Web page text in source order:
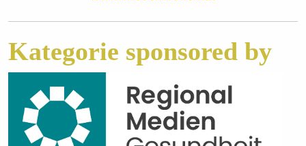
Kategorie sponsored by